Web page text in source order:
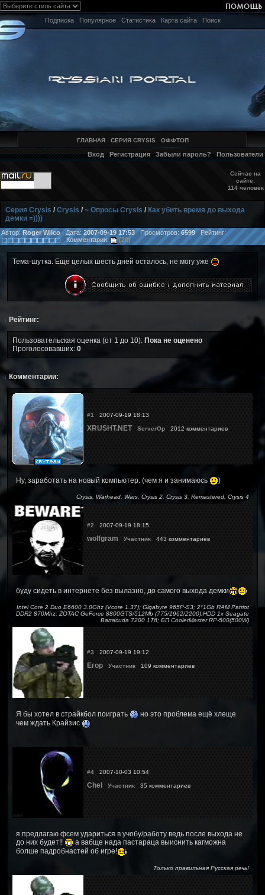
Подписка Популярное Статистика Карта сайта Поиск
ГЛАВНАЯ СЕРИЯ CRYSIS ОФФТОП
Вход Регистрация Забыли пароль? Пользователи
Сейчас на
сайте:
114 человек
Серия Crysis /Crysis /~ Опросы Crysis / Как убить время до выхода
демки =))))
Автор: Roger WilcoДата: 2007-09-19 17:53Просмотров:6599Рейтинг:
Комментарии:
(20)
Тема-шутка. Еще целых шесть дней осталось, не могу уже
↓ Рейтинг:
Пользовательская оценка (от 1 до 10): Пока не оценено
Проголосовавших: 0
↓ Комментарии:
#1 2007-09-19 18:13
XRUSHT.NET ServerOp 2012 комментариев
Ну, заработать на новый компьютер. (чем я и занимаюсь )
Crysis, Warhead, Wars, Crysis 2, Crysis 3, Remastered, Crysis 4
#2 2007-09-19 18:15
wolfgram Участник 443 комментариев
буду сидеть в интернете без вылазно, до самого выхода демки
Intel Core 2 Duo E6600 3.0Ghz (Vcore 1.37); Gigabyte 965P-S3; 2*1Gb RAM Patriot
DDR2 870Mhz; ZOTAC GeForce 8800GTS/512Mb (775/1962/2200);HDD 1x Seagate
Barracuda 7200 1Тб; БП CoolerMaster RP-500(500W)
#3 2007-09-19 19:12
Егор Участник 109 комментариев
Я бы хотел в страйкбол поиграть
но это проблема ещё хлеще
чем ждать Крайзис
#4 2007-10-03 10:54
Chel Участник 35 комментариев
я предлагаю фсем удариться в учобу/работу ведь после выхода не
до них будет!!
а вабще нада пастараца выиснить кагможна
болше падробнастей об игре!
Только правильная Русская речь!